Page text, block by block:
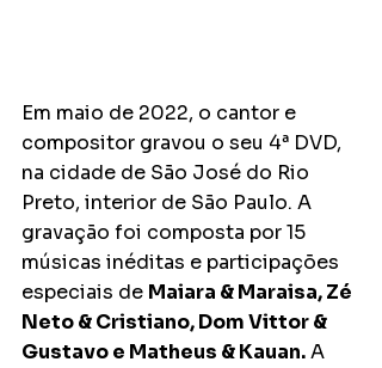
Em maio de 2022, o cantor e
compositor gravou o seu 4ª DVD,
na cidade de São José do Rio
Preto, interior de São Paulo. A
gravação foi composta por 15
músicas inéditas e participações
especiais de Maiara & Maraisa, Zé
Neto & Cristiano, Dom Vittor &
Gustavo e Matheus & Kauan. A